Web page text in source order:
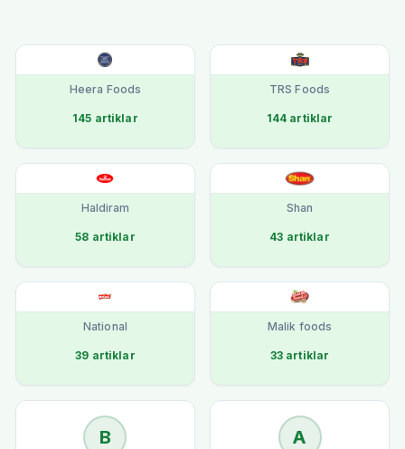
Heera Foods
145 artiklar
TRS Foods
144 artiklar
Haldiram
58 artiklar
Shan
43 artiklar
National
39 artiklar
Malik foods
33 artiklar
B A